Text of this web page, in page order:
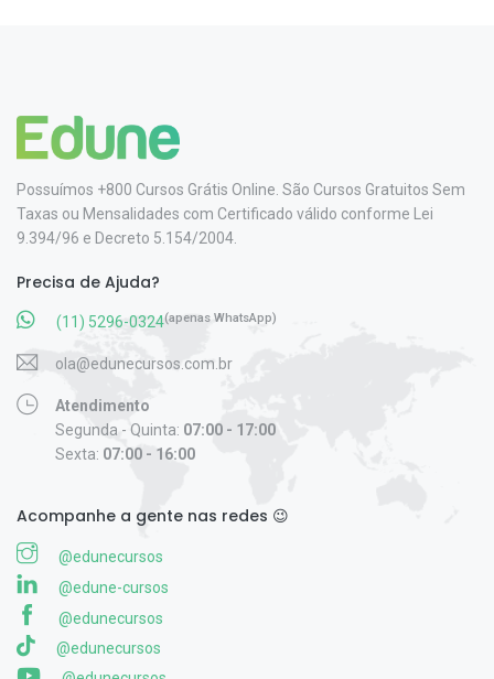
Possuímos +800 Cursos Grátis Online. São Cursos Gratuitos Sem
Taxas ou Mensalidades com Certificado válido conforme Lei
9.394/96 e Decreto 5.154/2004.
Precisa de Ajuda?
(11) 5296-0324(apenas WhatsApp)
ola@edunecursos.com.br
Atendimento
Segunda - Quinta: 07:00 - 17:00
Sexta: 07:00 - 16:00
Acompanhe a gente nas redes 😉
@edunecursos
@edune-cursos
@edunecursos
@edunecursos